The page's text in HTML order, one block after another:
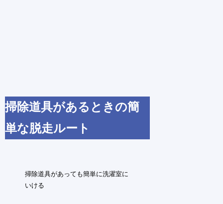
掃除道具があるときの簡
単な脱走ルート
掃除道具があっても簡単に洗濯室に
いける